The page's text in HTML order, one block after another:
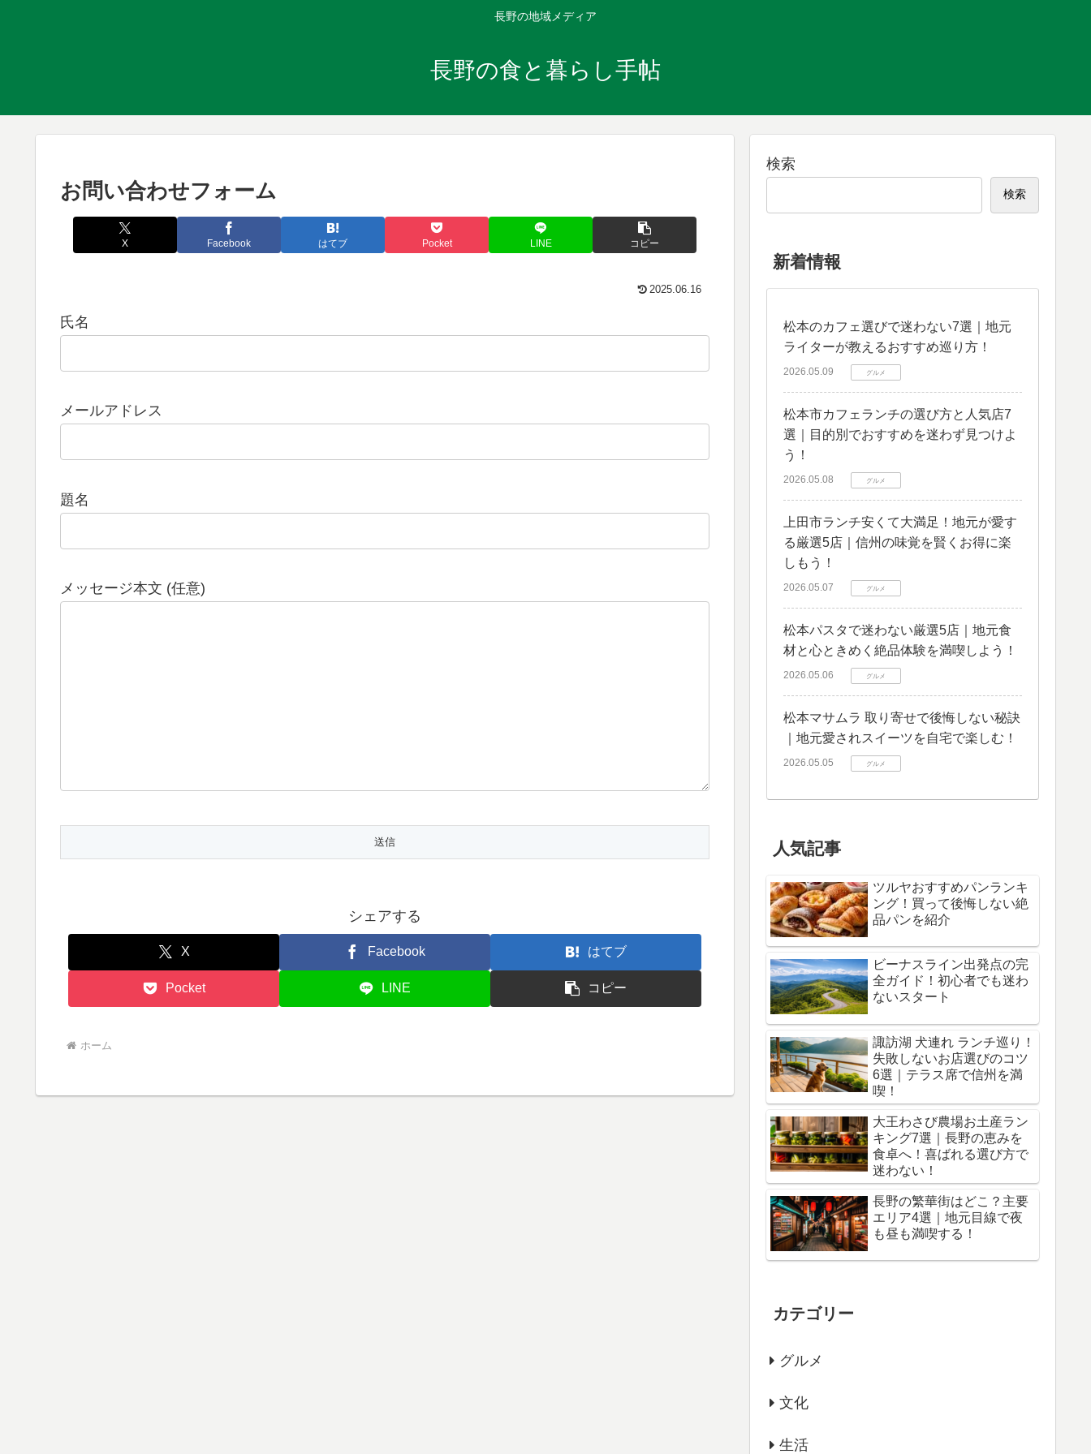
長野の地域メディア
長野の食と暮らし手帖
お問い合わせフォーム
X Facebook はてブ Pocket LINE コピー
2025.06.16
氏名
メールアドレス
題名
メッセージ本文 (任意)
シェアする
X Facebook はてブ
Pocket LINE コピー
ホーム
検索
検索
新着情報
松本のカフェ選びで迷わない7選｜地元
ライターが教えるおすすめ巡り方！
2026.05.09 グルメ
松本市カフェランチの選び方と人気店7
選｜目的別でおすすめを迷わず見つけよ
う！
2026.05.08 グルメ
上田市ランチ安くて大満足！地元が愛す
る厳選5店｜信州の味覚を賢くお得に楽
しもう！
2026.05.07 グルメ
松本パスタで迷わない厳選5店｜地元食
材と心ときめく絶品体験を満喫しよう！
2026.05.06 グルメ
松本マサムラ 取り寄せで後悔しない秘訣
｜地元愛されスイーツを自宅で楽しむ！
2026.05.05 グルメ
人気記事
ツルヤおすすめパンランキ
ング！買って後悔しない絶
品パンを紹介
ビーナスライン出発点の完
全ガイド！初心者でも迷わ
ないスタート
諏訪湖 犬連れ ランチ巡り！
失敗しないお店選びのコツ
6選｜テラス席で信州を満
喫！
大王わさび農場お土産ラン
キング7選｜長野の恵みを
食卓へ！喜ばれる選び方で
迷わない！
長野の繁華街はどこ？主要
エリア4選｜地元目線で夜
も昼も満喫する！
カテゴリー
グルメ
文化
生活